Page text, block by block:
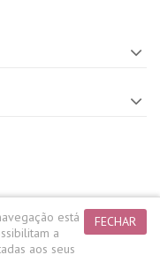
FECHAR
está
a
aos seus